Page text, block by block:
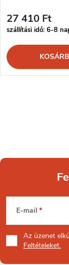
27 410 Ft
szállítási idő: 6-8
L
á
b
E-mail
Az üzenet
Feltételeket.